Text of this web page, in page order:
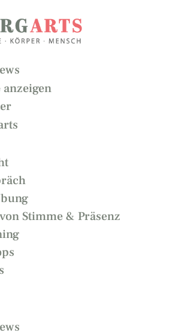
Stimme & Präsenz